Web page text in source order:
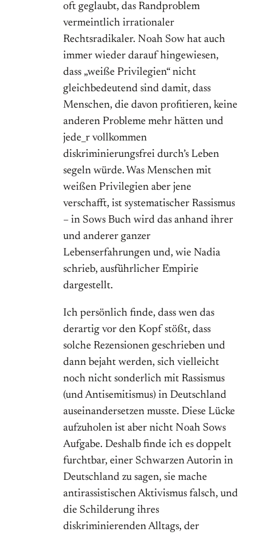
oft geglaubt, das Randproblem
vermeintlich irrationaler
Rechtsradikaler. Noah Sow hat auch
immer wieder darauf hingewiesen,
dass „weiße Privilegien“ nicht
gleichbedeutend sind damit, dass
Menschen, die davon profitieren, keine
anderen Probleme mehr hätten und
jede_r vollkommen
diskriminierungsfrei durch’s Leben
segeln würde. Was Menschen mit
weißen Privilegien aber jene
verschafft, ist systematischer Rassismus
– in Sows Buch wird das anhand ihrer
und anderer ganzer
Lebenserfahrungen und, wie Nadia
schrieb, ausführlicher Empirie
dargestellt.
Ich persönlich finde, dass wen das
derartig vor den Kopf stößt, dass
solche Rezensionen geschrieben und
dann bejaht werden, sich vielleicht
noch nicht sonderlich mit Rassismus
(und Antisemitismus) in Deutschland
auseinandersetzen musste. Diese Lücke
aufzuholen ist aber nicht Noah Sows
Aufgabe. Deshalb finde ich es doppelt
furchtbar, einer Schwarzen Autorin in
Deutschland zu sagen, sie mache
antirassistischen Aktivismus falsch, und
die Schilderung ihres
diskriminierenden Alltags, der